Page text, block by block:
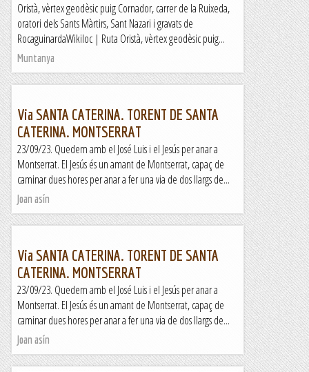
Oristà, vèrtex geodèsic puig Cornador, carrer de la Ruixeda,
oratori dels Sants Màrtirs, Sant Nazari i gravats de
RocaguinardaWikiloc | Ruta Oristà, vèrtex geodèsic puig...
Muntanya
Via SANTA CATERINA. TORENT DE SANTA
CATERINA. MONTSERRAT
23/09/23. Quedem amb el José Luis i el Jesús per anar a
Montserrat. El Jesús és un amant de Montserrat, capaç de
caminar dues hores per anar a fer una via de dos llargs de...
Joan asín
Via SANTA CATERINA. TORENT DE SANTA
CATERINA. MONTSERRAT
23/09/23. Quedem amb el José Luis i el Jesús per anar a
Montserrat. El Jesús és un amant de Montserrat, capaç de
caminar dues hores per anar a fer una via de dos llargs de...
Joan asín